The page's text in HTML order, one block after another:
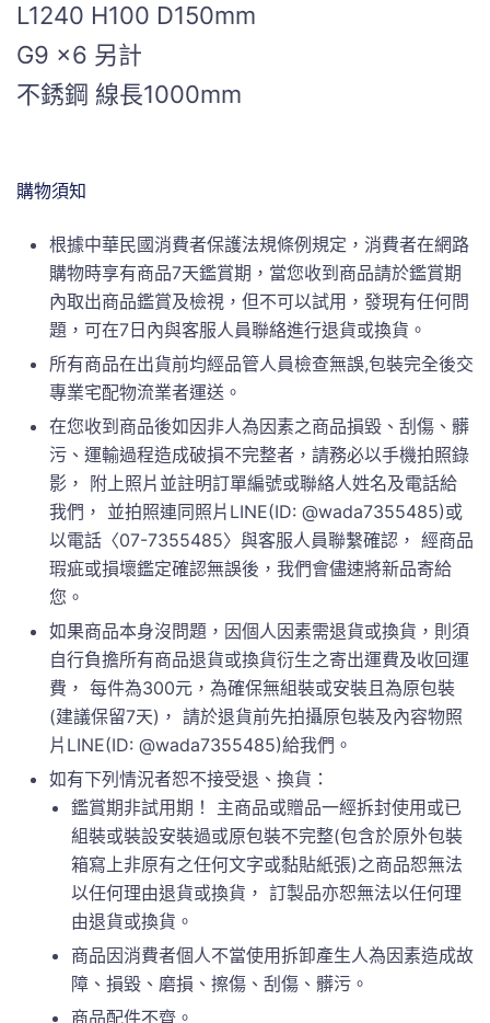
L1240 H100 D150mm
G9 x6 另計
不銹鋼 線長1000mm
購物須知
根據中華民國消費者保護法規條例規定，消費者在網路
購物時享有商品7天鑑賞期，當您收到商品請於鑑賞期
內取出商品鑑賞及檢視，但不可以試用，發現有任何問
題，可在7日內與客服人員聯絡進行退貨或換貨。
所有商品在出貨前均經品管人員檢查無誤,包裝完全後交
專業宅配物流業者運送。
在您收到商品後如因非人為因素之商品損毀、刮傷、髒
污、運輸過程造成破損不完整者，請務必以手機拍照錄
影， 附上照片並註明訂單編號或聯絡人姓名及電話給
我們， 並拍照連同照片LINE(ID: @wada7355485)或
以電話〈07-7355485〉與客服人員聯繫確認， 經商品
瑕疵或損壞鑑定確認無誤後，我們會儘速將新品寄給
您。
如果商品本身沒問題，因個人因素需退貨或換貨，則須
自行負擔所有商品退貨或換貨衍生之寄出運費及收回運
費， 每件為300元，為確保無組裝或安裝且為原包裝
(建議保留7天)， 請於退貨前先拍攝原包裝及內容物照
片LINE(ID: @wada7355485)給我們。
如有下列情況者恕不接受退、換貨：
鑑賞期非試用期！ 主商品或贈品一經拆封使用或已
組裝或裝設安裝過或原包裝不完整(包含於原外包裝
箱寫上非原有之任何文字或黏貼紙張)之商品恕無法
以任何理由退貨或換貨， 訂製品亦恕無法以任何理
由退貨或換貨。
商品因消費者個人不當使用拆卸產生人為因素造成故
障、損毀、磨損、擦傷、刮傷、髒污。
商品配件不齊。